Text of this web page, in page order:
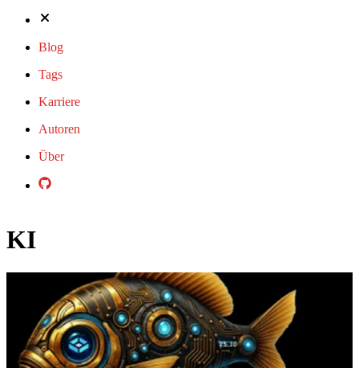
Blog
Tags
Karriere
Autoren
Über
KI